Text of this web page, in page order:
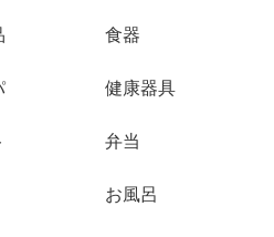
食器
健康器具
弁当
お風呂